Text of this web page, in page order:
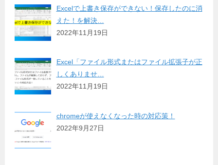
Excelで上書き保存ができない！保存したのに消
えた！を解決…
2022年11月19日
Excel「ファイル形式またはファイル拡張子が正
しくありませ…
2022年11月19日
chromeが使えなくなった時の対応策！
2022年9月27日